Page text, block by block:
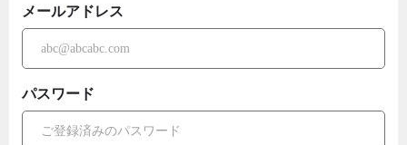
メールアドレス
パスワード